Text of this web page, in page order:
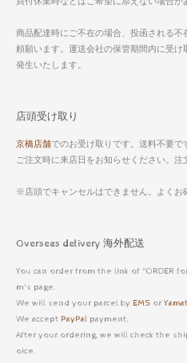
商品配達時にご不在の場合、投函される
頼願います。運送会社の保管期間内に受
発生いたします。
店頭受け取り
京橋店舗でのお受け取りです。送料不要で
ご注文時に来店日をお知らせください。注
※店頭でキャンセルはできません。よくお
Overseas delivery 海外配送
You can order from the link of "ORDER for
m's page.
We will send your parcel by EMS or
We accept PayPal payment.
After your ordering, we will check the
oice.